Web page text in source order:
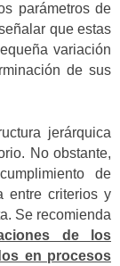
parámetros de
que estas
variación
de sus
jerárquica
No obstante,
de
entre criterios y
Se recomienda
de los
en procesos